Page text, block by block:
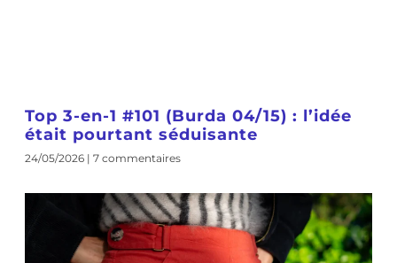
Top 3-en-1 #101 (Burda 04/15) : l’idée
était pourtant séduisante
24/05/2026 7 commentaires